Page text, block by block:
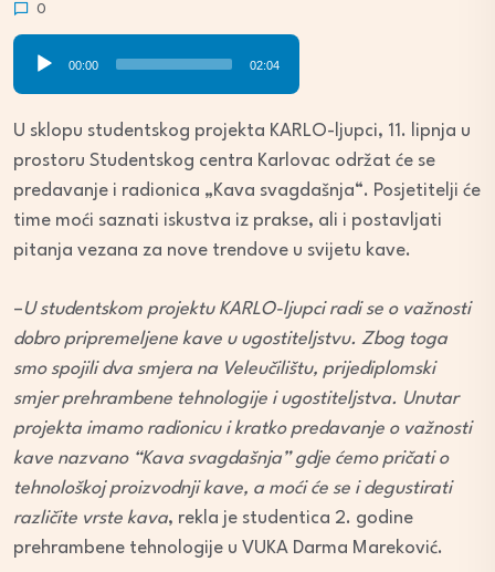
0
Audio
Player
00:00 02:04
U sklopu studentskog projekta KARLO-ljupci, 11. lipnja u
prostoru Studentskog centra Karlovac održat će se
predavanje i radionica „Kava svagdašnja“. Posjetitelji će
time moći saznati iskustva iz prakse, ali i postavljati
pitanja vezana za nove trendove u svijetu kave.
–U studentskom projektu KARLO-ljupci radi se o važnosti
dobro pripremeljene kave u ugostiteljstvu. Zbog toga
smo spojili dva smjera na Veleučilištu, prijediplomski
smjer prehrambene tehnologije i ugostiteljstva. Unutar
projekta imamo radionicu i kratko predavanje o važnosti
kave nazvano “Kava svagdašnja” gdje ćemo pričati o
tehnološkoj proizvodnji kave, a moći će se i degustirati
različite vrste kava, rekla je studentica 2. godine
prehrambene tehnologije u VUKA Darma Mareković.